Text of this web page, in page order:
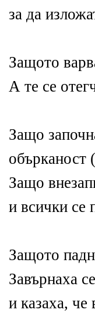
за да
Защото
А те се
Защо
обърканост
Защо
и всички се
Защото
Завърнаха
и казаха, че